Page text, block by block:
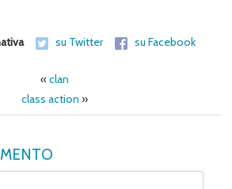
su Twitter
su Facebook
«clan
class action »